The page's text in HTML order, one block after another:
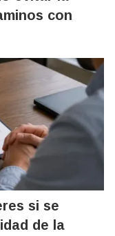
con
si se
de la